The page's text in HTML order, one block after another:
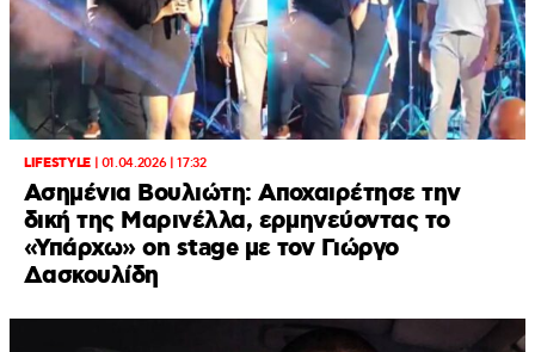
LIFESTYLE| 01.04.2026 | 17:32
Ασημένια Βουλιώτη: Αποχαιρέτησε την
δική της Μαρινέλλα, ερμηνεύοντας το
«Υπάρχω» on stage με τον Γιώργο
Δασκουλίδη